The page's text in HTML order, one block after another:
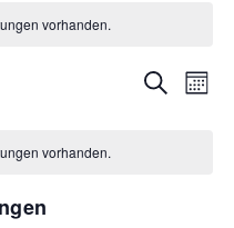
vorhanden.
Suche
vorhanden.